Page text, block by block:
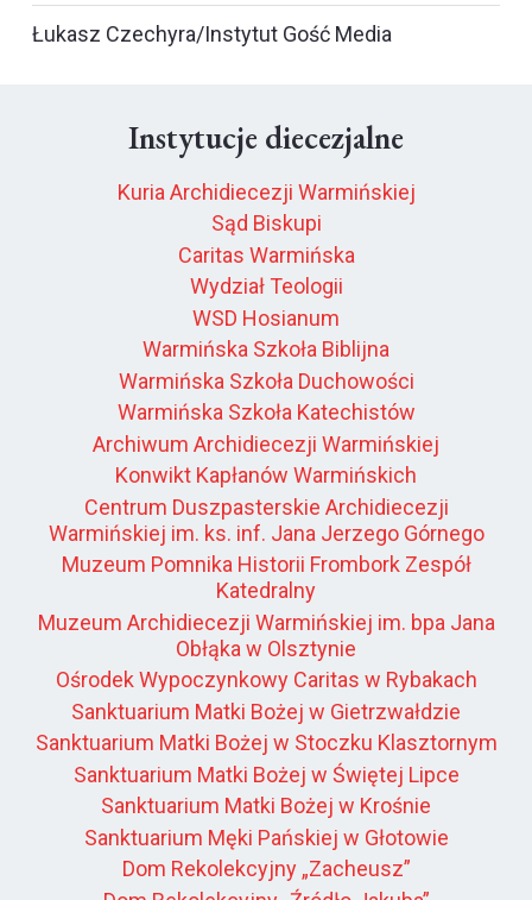
Łukasz Czechyra/Instytut Gość Media
Instytucje diecezjalne
Kuria Archidiecezji Warmińskiej
Sąd Biskupi
Caritas Warmińska
Wydział Teologii
WSD Hosianum
Warmińska Szkoła Biblijna
Warmińska Szkoła Duchowości
Warmińska Szkoła Katechistów
Archiwum Archidiecezji Warmińskiej
Konwikt Kapłanów Warmińskich
Centrum Duszpasterskie Archidiecezji
Warmińskiej im. ks. inf. Jana Jerzego Górnego
Muzeum Pomnika Historii Frombork Zespół
Katedralny
Muzeum Archidiecezji Warmińskiej im. bpa Jana
Obłąka w Olsztynie
Ośrodek Wypoczynkowy Caritas w Rybakach
Sanktuarium Matki Bożej w Gietrzwałdzie
Sanktuarium Matki Bożej w Stoczku Klasztornym
Sanktuarium Matki Bożej w Świętej Lipce
Sanktuarium Matki Bożej w Krośnie
Sanktuarium Męki Pańskiej w Głotowie
Dom Rekolekcyjny „Zacheusz”